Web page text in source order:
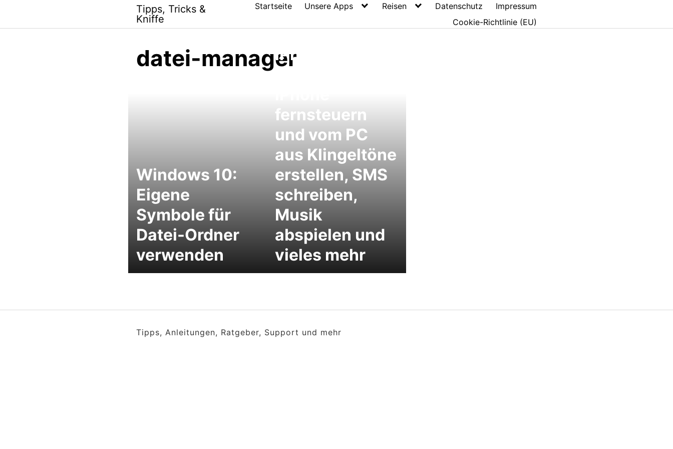
content
Tipps, Tricks &
Kniffe
Startseite Unsere Apps Reisen Datenschutz
Impressum
Cookie-Richtlinie (EU)
datei-manager
Windows 10:
Eigene
Symbole für
Datei-Ordner
verwenden
iPhone iDevice
fernsteuern
und vom PC
aus Klingeltöne
erstellen, SMS
schreiben,
Musik
abspielen und
vieles mehr
Tipps, Anleitungen, Ratgeber, Support und mehr